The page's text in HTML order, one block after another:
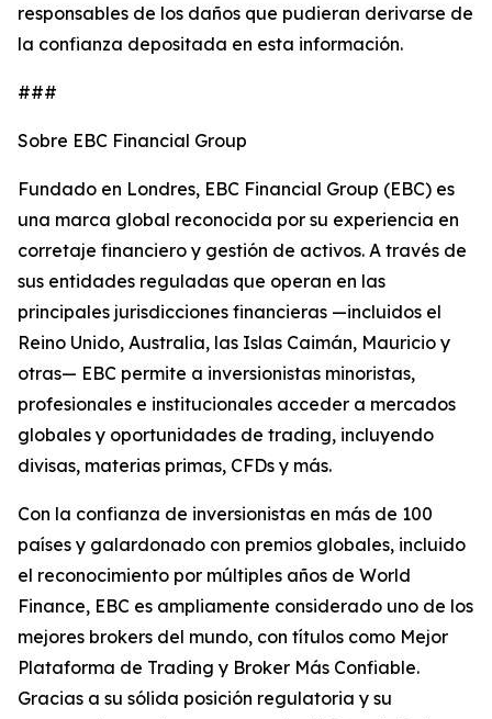
responsables de los daños que pudieran derivarse de
la confianza depositada en esta información.
###
Sobre EBC Financial Group
Fundado en Londres, EBC Financial Group (EBC) es
una marca global reconocida por su experiencia en
corretaje financiero y gestión de activos. A través de
sus entidades reguladas que operan en las
principales jurisdicciones financieras —incluidos el
Reino Unido, Australia, las Islas Caimán, Mauricio y
otras— EBC permite a inversionistas minoristas,
profesionales e institucionales acceder a mercados
globales y oportunidades de trading, incluyendo
divisas, materias primas, CFDs y más.
Con la confianza de inversionistas en más de 100
países y galardonado con premios globales, incluido
el reconocimiento por múltiples años de World
Finance, EBC es ampliamente considerado uno de los
mejores brokers del mundo, con títulos como Mejor
Plataforma de Trading y Broker Más Confiable.
Gracias a su sólida posición regulatoria y su